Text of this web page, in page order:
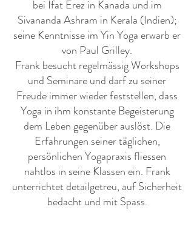
bei Ifat Erez in Kanada und im
Sivananda Ashram in Kerala (Indien);
seine Kenntnisse im Yin Yoga erwarb er
von Paul Grilley.
Frank besucht regelmässig Workshops
und Seminare und darf zu seiner
Freude immer wieder feststellen, dass
Yoga in ihm konstante Begeisterung
dem Leben gegenüber auslöst. Die
Erfahrungen seiner täglichen,
persönlichen Yogapraxis fliessen
nahtlos in seine Klassen ein. Frank
unterrichtet detailgetreu, auf Sicherheit
bedacht und mit Spass.